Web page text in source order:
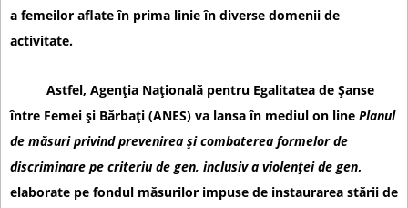
a femeilor aflate în prima linie în diverse domenii de
activitate.
Astfel, Agenția Națională pentru Egalitatea de Șanse
între Femei și Bărbați (ANES) va lansa în mediul on line Planul
de măsuri privind prevenirea și combaterea formelor de
discriminare pe criteriu de gen, inclusiv a violenței de gen,
elaborate pe fondul măsurilor impuse de instaurarea stării de